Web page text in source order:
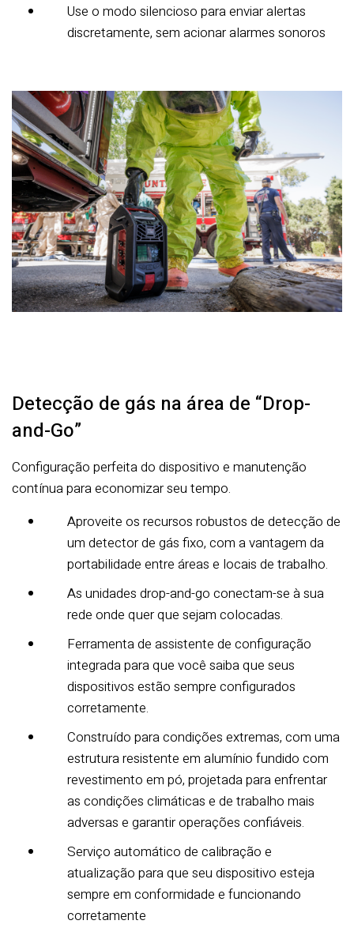
Use o modo silencioso para enviar alertas
discretamente, sem acionar alarmes sonoros
Detecção de gás na área de “Drop-
and-Go”
Configuração perfeita do dispositivo e manutenção
contínua para economizar seu tempo.
Aproveite os recursos robustos de detecção de
um detector de gás fixo, com a vantagem da
portabilidade entre áreas e locais de trabalho.
As unidades drop-and-go conectam-se à sua
rede onde quer que sejam colocadas.
Ferramenta de assistente de configuração
integrada para que você saiba que seus
dispositivos estão sempre configurados
corretamente.
Construído para condições extremas, com uma
estrutura resistente em alumínio fundido com
revestimento em pó, projetada para enfrentar
as condições climáticas e de trabalho mais
adversas e garantir operações confiáveis.
Serviço automático de calibração e
atualização para que seu dispositivo esteja
sempre em conformidade e funcionando
corretamente